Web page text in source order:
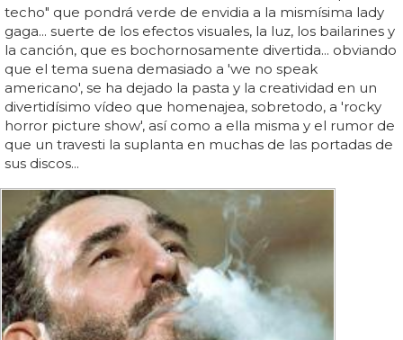
techo" que pondrá verde de envidia a la mismísima lady
gaga... suerte de los efectos visuales, la luz, los bailarines y
la canción, que es bochornosamente divertida... obviando
que el tema suena demasiado a 'we no speak
americano', se ha dejado la pasta y la creatividad en un
divertidísimo vídeo que homenajea, sobretodo, a 'rocky
horror picture show', así como a ella misma y el rumor de
que un travesti la suplanta en muchas de las portadas de
sus discos...